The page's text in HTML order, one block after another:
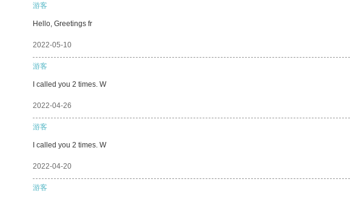
游客
Hello, Greetings fr
2022-05-10
游客
I called you 2 times. W
2022-04-26
游客
I called you 2 times. W
2022-04-20
游客